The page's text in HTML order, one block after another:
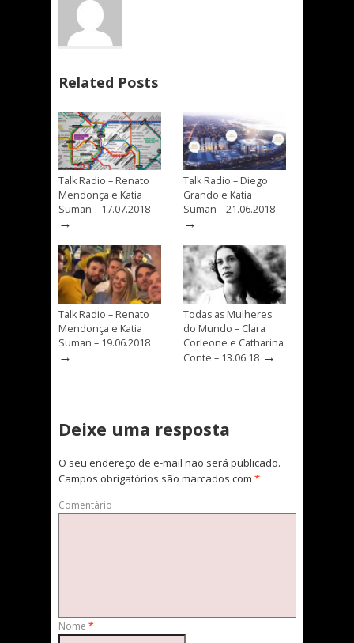
Related Posts
Talk Radio – Renato
Mendonça e Katia
Suman – 17.07.2018
→
Talk Radio – Diego
Grando e Katia
Suman – 21.06.2018
→
Talk Radio – Renato
Mendonça e Katia
Suman – 19.06.2018
→
Todas as Mulheres
do Mundo – Clara
Corleone e Catharina
Conte – 13.06.18 →
Deixe uma resposta
O seu endereço de e-mail não será publicado.
Campos obrigatórios são marcados com *
Comentário
Nome *